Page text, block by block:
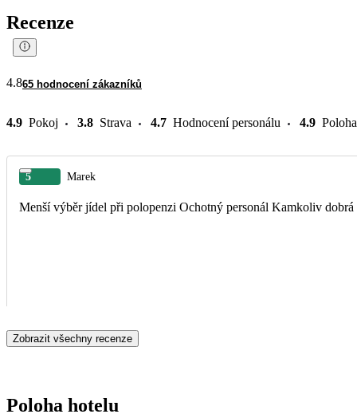
Recenze
4.865 hodnocení zákazníků
4.9 Pokoj 3.8 Strava 4.7 Hodnocení personálu 4.9 Poloha
5 Marek
Menší výběr jídel při polopenzi Ochotný
Zobrazit všechny recenze
Poloha hotelu